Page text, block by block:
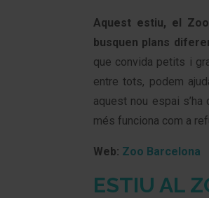
Aquest estiu, el
busquen plans
que convida petits i
entre tots, podem
aquest nou espai
més funciona com a
Web: Zoo Barcelona
ESTIU AL